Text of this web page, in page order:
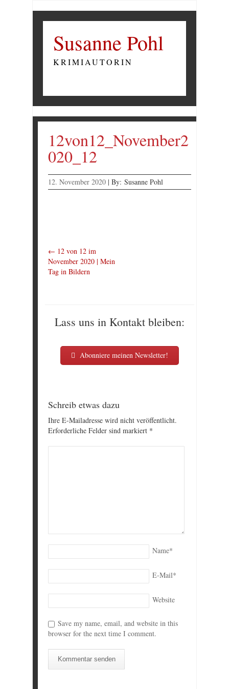
Susanne Pohl
KRIMIAUTORIN
12von12_November2
020_12
12. November 2020 | By: Susanne Pohl
← 12 von 12 im
November 2020 | Mein
Tag in Bildern
Lass uns in Kontakt bleiben:
Abonniere meinen Newsletter!
Schreib etwas dazu
Ihre E-Mailadresse wird nicht veröffentlicht.
Erforderliche Felder sind markiert *
Name*
E-Mail*
Website
Save my name, email, and website in this
browser for the next time I comment.